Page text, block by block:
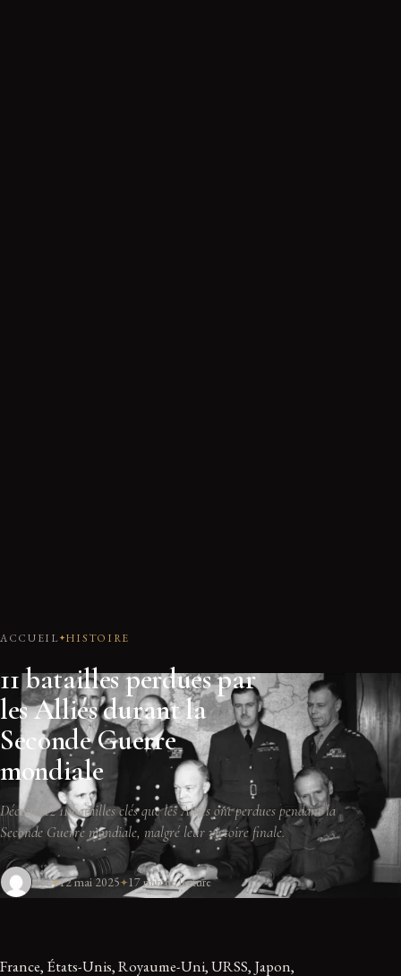
ACCUEIL HISTOIRE
11 batailles perdues par
les Alliés durant la
Seconde Guerre
mondiale
Découvrez 11 batailles clés que les Alliés ont perdues pendant la
Seconde Guerre mondiale, malgré leur victoire finale.
Zoé 12 mai 2025 17 min de lecture
France, États-Unis, Royaume-Uni, URSS, Japon,